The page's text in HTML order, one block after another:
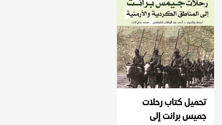
تحميل كتاب رحلات
جميس برانت إلى